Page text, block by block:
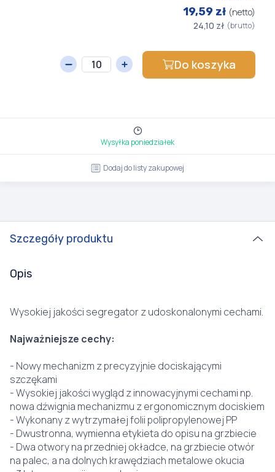
19,59 zł (netto)
24,10 zł (brutto)
Do koszyka
Wysyłka poniedziałek
Dodaj do listy zakupowej
Szczegóły produktu
Opis
Wysokiej jakości segregator z udoskonalonymi cechami.
Najważniejsze cechy:
- Nowy mechanizm z precyzyjnie dociskającymi
szczękami
- Wysokiej jakości wygląd z innowacyjnymi cechami np.
nowa dźwignia mechanizmu z ergonomicznym dociskiem
- Wykonany z wytrzymałej folii polipropylenowej PP
- Dwustronna, wymienna etykieta do opisu na grzbiecie
- Dwa otwory na przedniej okładce, na grzbiecie otwór
na palec, a na dolnych krawędziach metalowe okucia